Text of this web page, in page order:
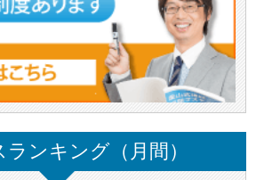
ンキング（月間）